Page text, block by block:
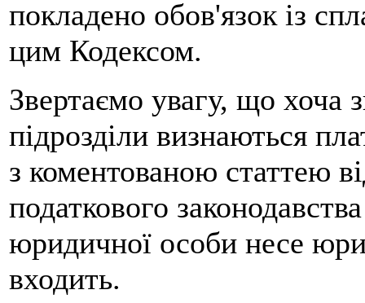
покладено обов'язок із
цим Кодексом.
Звертаємо увагу, що хоча
підрозділи визнаються
з коментованою статтею
податкового
юридичної особи несе
входить.